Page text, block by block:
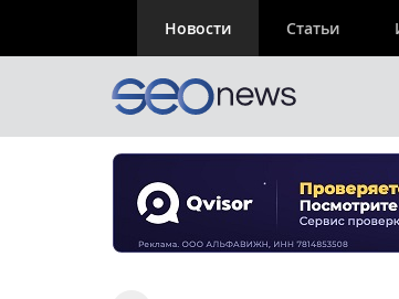
Новости Статьи